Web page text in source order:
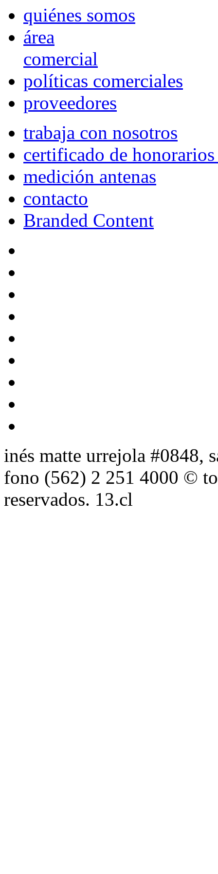
quiénes somos
área
comercial
políticas comerciales
proveedores
trabaja con nosotros
certificado de
medición antenas
contacto
Branded Content
inés matte urrejola #0848,
fono (562) 2 251 4000 ©
reservados. 13.cl